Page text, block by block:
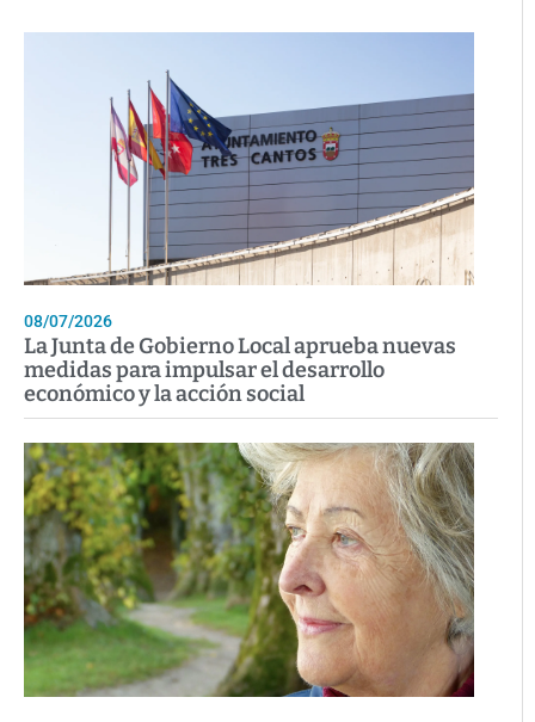
08/07/2026
La Junta de Gobierno Local aprueba nuevas
medidas para impulsar el desarrollo
económico y la acción social